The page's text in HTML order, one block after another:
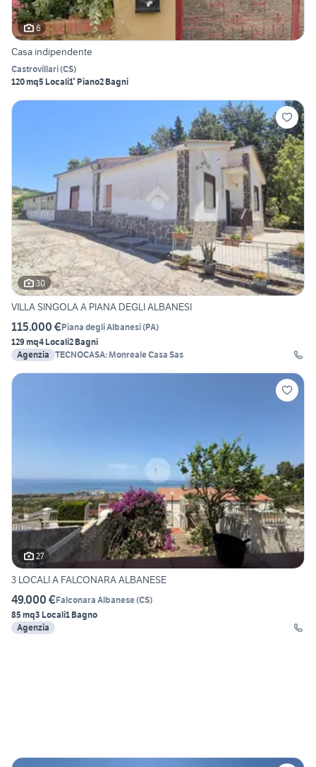
6
Casa indipendente
Castrovillari(CS)
120 mq5 Locali1° Piano2 Bagni
30
VILLA SINGOLA A PIANA DEGLI ALBANESI
115.000 €Piana degli Albanesi(PA)
129 mq4 Locali2 Bagni
Agenzia TECNOCASA: Monreale Casa Sas
27
3 LOCALI A FALCONARA ALBANESE
49.000 €Falconara Albanese(CS)
85 mq3 Locali1 Bagno
Agenzia